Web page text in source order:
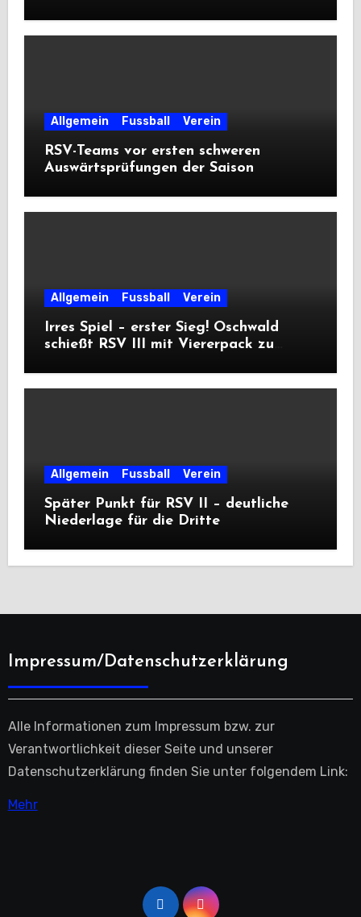
Allgemein Fussball Verein
RSV-Teams vor ersten schweren
Auswärtsprüfungen der Saison
Allgemein Fussball Verein
Irres Spiel – erster Sieg! Oschwald
schießt RSV III mit Viererpack zu
Allgemein Fussball Verein
Später Punkt für RSV II – deutliche
Niederlage für die Dritte
Impressum/Datenschutzerklärung
Alle Informationen zum Impressum bzw. zur
Verantwortlichkeit dieser Seite und unserer
Datenschutzerklärung finden Sie unter folgendem Link:
Mehr